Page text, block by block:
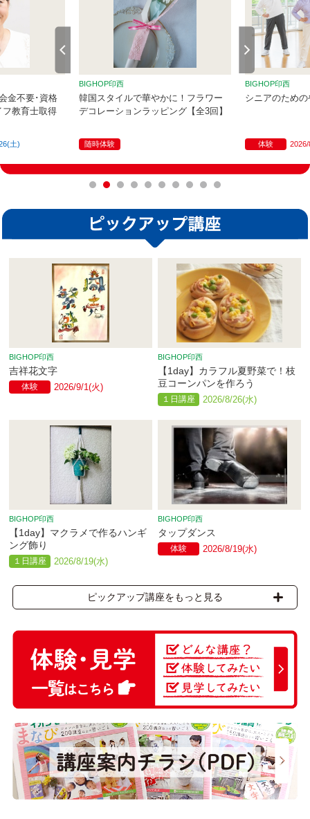
金不要･資格
フ教育士取得
土)
BIGHOP印西
韓国スタイルで華やかに！フラワー
デコレーションラッピング【全3回】
随時体験
BIGHOP印西
シニアのため
体験
BIGHOP印西
吉祥花文字
体験 2026/9/1(火)
BIGHOP印西
【1day】カラフル夏野菜で！枝
豆コーンパンを作ろう
１日講座 2026/8/26(水)
BIGHOP印西
【1day】マクラメで作るハンギ
ング飾り
１日講座 2026/8/19(水)
BIGHOP印西
タップダンス
体験 2026/8/19(水)
ピックアップ講座をもっと見る